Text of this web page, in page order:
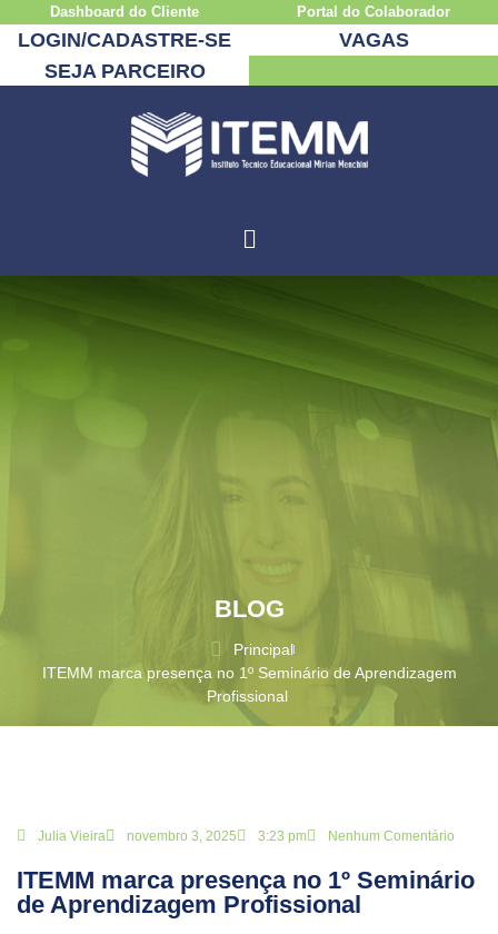
Dashboard do Cliente Portal do Colaborador
LOGIN/CADASTRE-SE
VAGAS
SEJA PARCEIRO
BLOG
Principal
ITEMM marca presença no 1º Seminário de Aprendizagem
Profissional
Julia Vieira novembro 3, 2025 3:23 pm Nenhum Comentário
ITEMM marca presença no 1º Seminário
de Aprendizagem Profissional